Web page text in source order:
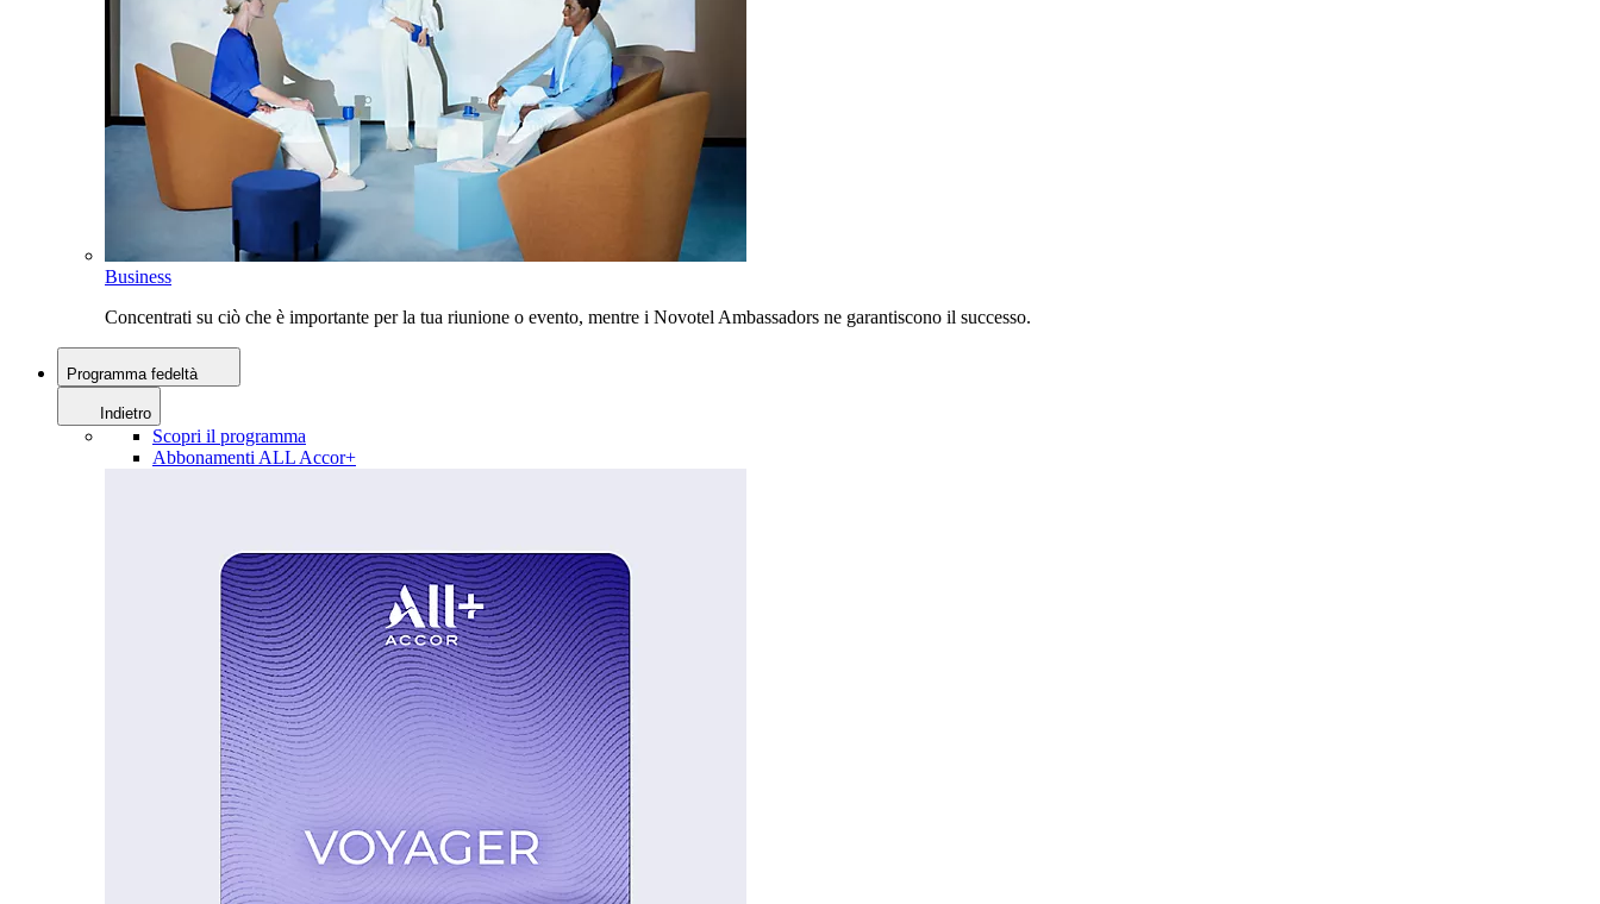
Business
Concentrati su ciò che è importante per la tua riunione o evento, mentre i Novotel Ambassadors ne garantiscono il successo.
Programma fedeltà
Indietro
Scopri il programma
Abbonamenti ALL Accor+